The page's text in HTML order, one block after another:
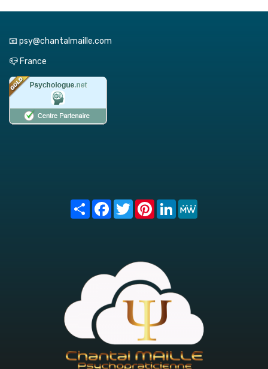
📧 psy@chantalmaille.com
📪 France
Share FacebookTwitterPinterest
LinkedIn